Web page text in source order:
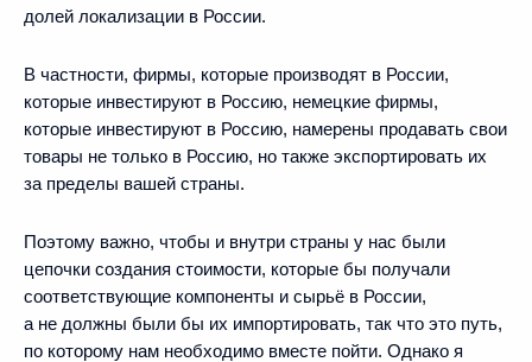
долей локализации в России.
В частности, фирмы, которые производят в России,
которые инвестируют в Россию, немецкие фирмы,
которые инвестируют в Россию, намерены продавать свои
товары не только в Россию, но также экспортировать их
за пределы вашей страны.
Поэтому важно, чтобы и внутри страны у нас были
цепочки создания стоимости, которые бы получали
соответствующие компоненты и сырьё в России,
а не должны были бы их импортировать, так что это путь,
по которому нам необходимо вместе пойти. Однако я